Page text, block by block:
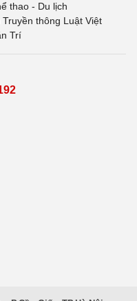
thao - Du lịch
thông Luật Việt
Trí